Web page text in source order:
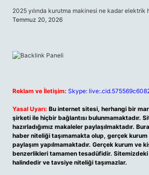
2025 yılında kurutma makinesi ne kadar elektrik
Temmuz 20, 2026
Reklam ve İletişim: Skype:
Yasal Uyarı: Bu internet sitesi, herhangi bir
şirketi ile hiçbir bağlantısı bulunmamaktadır.
hazırladığımız makaleler paylaşılmaktadır.
haber niteliği taşımamakta olup, gerçek kurum
paylaşım yapılmamaktadır. Gerçek kurum ve
benzerlikleri tamamen tesadüfidir.
halindedir ve tavsiye niteliği taşımazlar.